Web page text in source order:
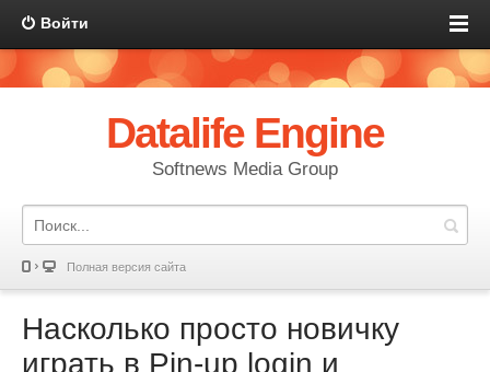
Войти
Datalife Engine
Softnews Media Group
Полная версия сайта
Насколько просто новичку
играть в Pin-up login и